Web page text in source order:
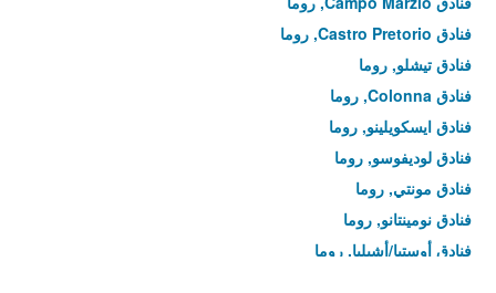
فنادق Castro Pretorio, روما
فنادق تيشلو, روما
فنادق Colonna, روما
فنادق ايسكويلينو, روما
فنادق لوديفوسو, روما
فنادق مونتي, روما
فنادق نومينتانو, روما
فنادق أوستيا/أشيليا, روما